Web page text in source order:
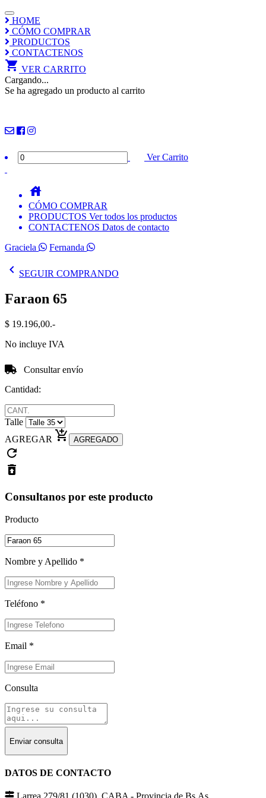
HOME
CÓMO COMPRAR
PRODUCTOS
CONTACTENOS
shopping_cart VER CARRITO
Cargando...
Se ha agregado un producto al carrito
Ver Carrito
house
CÓMO COMPRAR
PRODUCTOS Ver todos los productos
CONTACTENOS Datos de contacto
Graciela
Fernanda
chevron_left SEGUIR COMPRANDO
Faraon 65
$ 19.196,00.-
No incluye IVA
Consultar envío
Cantidad:
Talle
AGREGAR add_shopping_cart
refresh
restore_from_trash
Consultanos por este producto
Producto
Nombre y Apellido *
Teléfono *
Email *
Consulta
Enviar consulta
DATOS DE CONTACTO